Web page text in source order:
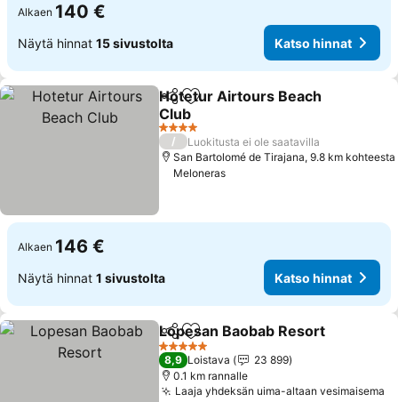
Alkaen 140 €
Näytä hinnat 15 sivustolta Katso hinnat
Jaa Lisää suosikkeihin
Hotetur Airtours Beach
Club
Katso hinnat
4 Tähtiluokitus
/
Luokitusta ei ole saatavilla
San Bartolomé de Tirajana, 9.8 km kohteesta
Meloneras
Alkaen 146 €
Näytä hinnat 1 sivustolta Katso hinnat
Jaa Lisää suosikkeihin
Lopesan Baobab Resort
5 Tähtiluokitus
8,9 Loistava
23 899
0.1 km rannalle
Laaja yhdeksän uima-altaan vesimaisema